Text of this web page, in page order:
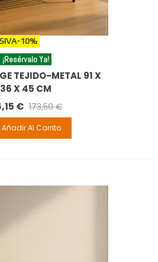
-10%
¡Resérvalo Ya!
TEJIDO-METAL 91 X
36 X 45 CM
€ 173,50 €
Añadir Al Carrito